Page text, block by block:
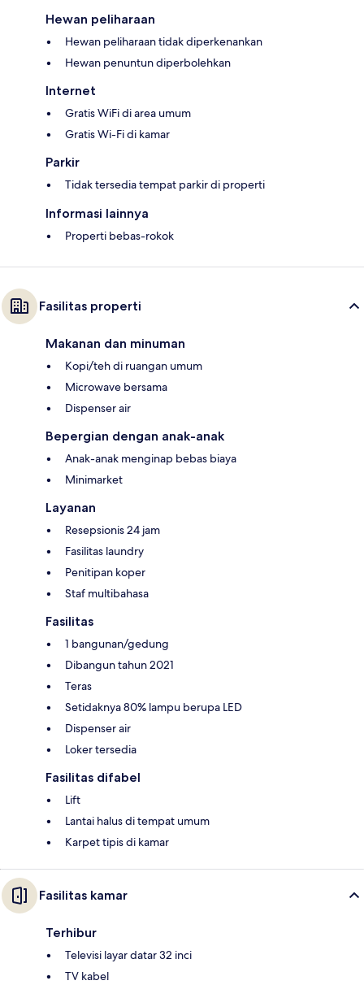
Hewan peliharaan
Hewan peliharaan tidak diperkenankan
Hewan penuntun diperbolehkan
Internet
Gratis WiFi di area umum
Gratis Wi-Fi di kamar
Parkir
Tidak tersedia tempat parkir di properti
Informasi lainnya
Properti bebas-rokok
Fasilitas properti
Makanan dan minuman
Kopi/teh di ruangan umum
Microwave bersama
Dispenser air
Bepergian dengan anak-anak
Anak-anak menginap bebas biaya
Minimarket
Layanan
Resepsionis 24 jam
Fasilitas laundry
Penitipan koper
Staf multibahasa
Fasilitas
1 bangunan/gedung
Dibangun tahun 2021
Teras
Setidaknya 80% lampu berupa LED
Dispenser air
Loker tersedia
Fasilitas difabel
Lift
Lantai halus di tempat umum
Karpet tipis di kamar
Fasilitas kamar
Terhibur
Televisi layar datar 32 inci
TV kabel